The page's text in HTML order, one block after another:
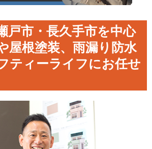
戸市・長久手市を中心
屋根塗装、雨漏り防水
ティーライフにお任せ